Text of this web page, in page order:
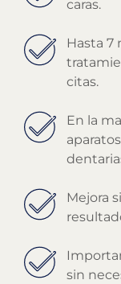
caras.
Hasta 7
citas.
En la
Mejora
sin